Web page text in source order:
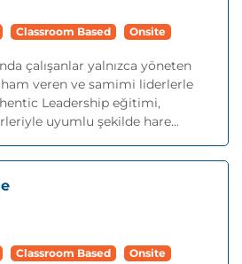
Classroom Based Onsite
çalışanlar yalnızca yöneten
veren ve samimi liderlerle
Leadership eğitimi,
uyumlu şekilde hare...
Classroom Based Onsite